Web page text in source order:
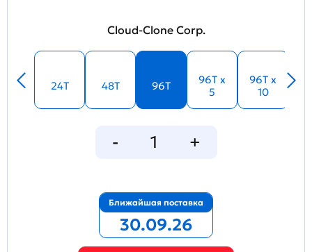
Cloud-Clone Corp.
24T 48T 96T
96T x
5
96T x
10
Ближайшая поставка
30.09.26